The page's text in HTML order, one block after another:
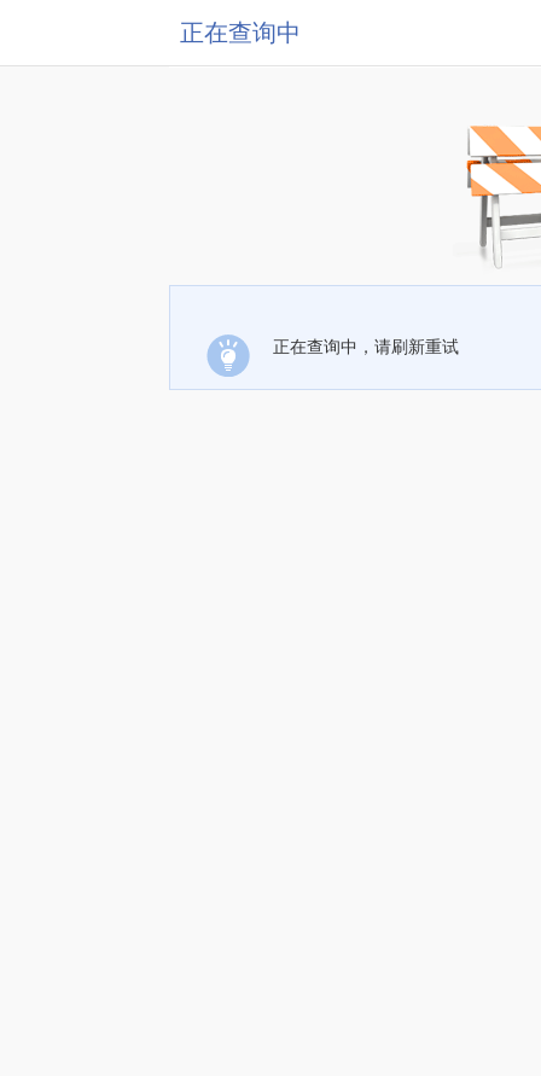
正在查询中
正在查询中，请刷新重试